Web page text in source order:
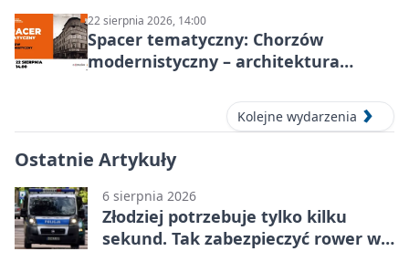
22 sierpnia 2026, 14:00
Spacer tematyczny: Chorzów
modernistyczny – architektura
Kolejne wydarzenia
Ostatnie Artykuły
6 sierpnia 2026
Złodziej potrzebuje tylko kilku
sekund. Tak zabezpieczyć rower w